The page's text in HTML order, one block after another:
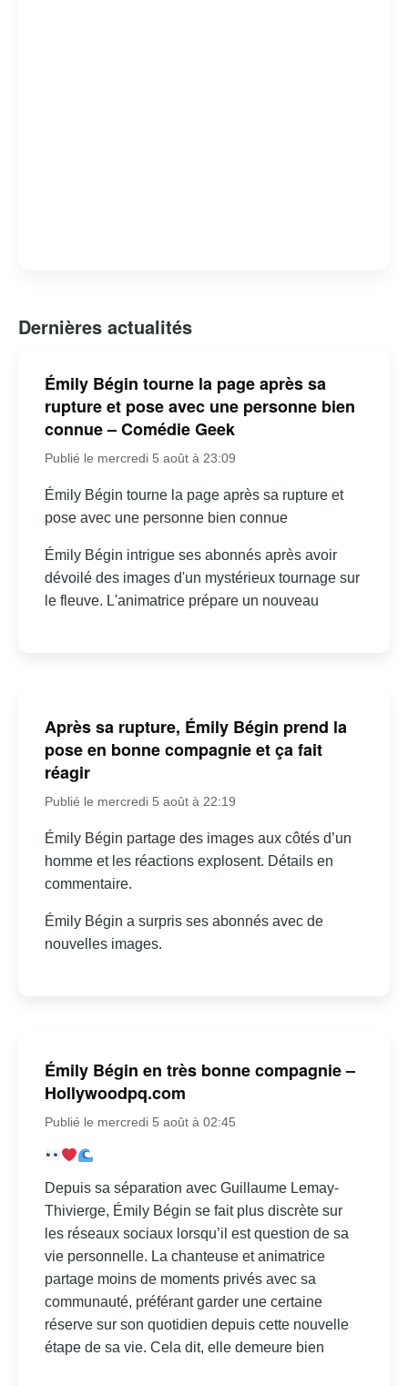
Dernières actualités
Émily Bégin tourne la page après sa
rupture et pose avec une personne bien
connue – Comédie Geek
Publié le mercredi 5 août à 23:09
Émily Bégin tourne la page après sa rupture et
pose avec une personne bien connue
Émily Bégin intrigue ses abonnés après avoir
dévoilé des images d'un mystérieux tournage sur
le fleuve. L'animatrice prépare un nouveau
Après sa rupture, Émily Bégin prend la
pose en bonne compagnie et ça fait
réagir
Publié le mercredi 5 août à 22:19
Émily Bégin partage des images aux côtés d’un
homme et les réactions explosent. Détails en
commentaire.
Émily Bégin a surpris ses abonnés avec de
nouvelles images.
Émily Bégin en très bonne compagnie –
Hollywoodpq.com
Publié le mercredi 5 août à 02:45
Depuis sa séparation avec Guillaume Lemay-
Thivierge, Émily Bégin se fait plus discrète sur
les réseaux sociaux lorsqu’il est question de sa
vie personnelle. La chanteuse et animatrice
partage moins de moments privés avec sa
communauté, préférant garder une certaine
réserve sur son quotidien depuis cette nouvelle
étape de sa vie. Cela dit, elle demeure bien